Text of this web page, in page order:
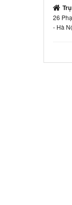
26
- Hà